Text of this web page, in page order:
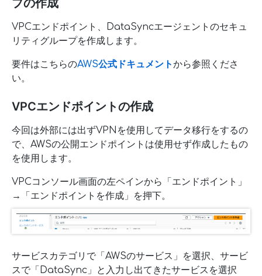
プの作成
VPCエンドポイント、DataSyncエージェントのセキュ
リティグループを作成します。
要件はこちらのAWS公式ドキュメントから参照くださ
い。
VPCエンドポイントの作成
今回は外部には出ずVPNを使用してデータ移行をするの
で、AWSの公開エンドポイントは使用せず作成したもの
を使用します。
VPCコンソール画面の左ペインから「エンドポイント」
→「エンドポイントを作成」を押下。
サービスカテゴリで「AWSのサービス」を選択、サービ
スで「DataSync」と入力し出てきたサービスを選択